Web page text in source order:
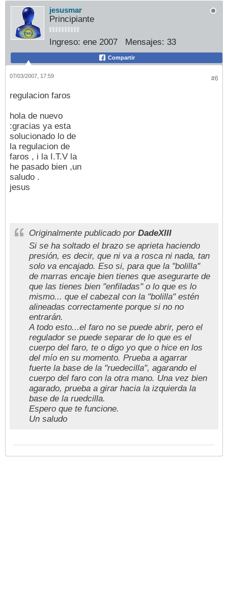
jesusmar
Principiante
Ingreso: ene 2007 Mensajes: 33
Compartir
#6
07/03/2007, 17:59
regulacion faros
hola de nuevo
:gracias ya esta
solucionado lo de
la regulacion de
faros , i la I.T.V la
he pasado bien ,un
saludo .
jesus
Originalmente publicado por DadeXIII
Si se ha soltado el brazo se aprieta haciendo
presión, es decir, que ni va a rosca ni nada, tan
solo va encajado. Eso si, para que la "bolilla"
de marras encaje bien tienes que asegurarte de
que las tienes bien "enfiladas" o lo que es lo
mismo... que el cabezal con la "bolilla" estén
alineadas correctamente porque si no no
entrarán.
A todo esto...el faro no se puede abrir, pero el
regulador se puede separar de lo que es el
cuerpo del faro, te o digo yo que o hice en los
del mío en su momento. Prueba a agarrar
fuerte la base de la "ruedecilla", agarando el
cuerpo del faro con la otra mano. Una vez bien
agarado, prueba a girar hacia la izquierda la
base de la ruedcilla.
Espero que te funcione.
Un saludo